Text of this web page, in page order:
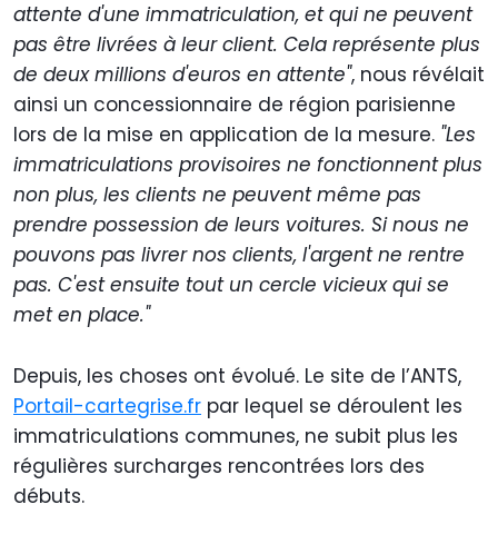
attente d'une immatriculation, et qui ne peuvent
pas être livrées à leur client. Cela représente plus
de deux millions d'euros en attente", nous révélait
ainsi un concessionnaire de région parisienne
lors de la mise en application de la mesure. "Les
immatriculations provisoires ne fonctionnent plus
non plus, les clients ne peuvent même pas
prendre possession de leurs voitures. Si nous ne
pouvons pas livrer nos clients, l'argent ne rentre
pas. C'est ensuite tout un cercle vicieux qui se
met en place."
Depuis, les choses ont évolué. Le site de l’ANTS,
Portail-cartegrise.fr par lequel se déroulent les
immatriculations communes, ne subit plus les
régulières surcharges rencontrées lors des
débuts.